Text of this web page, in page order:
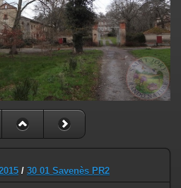
/ 30 01 Savenès PR2